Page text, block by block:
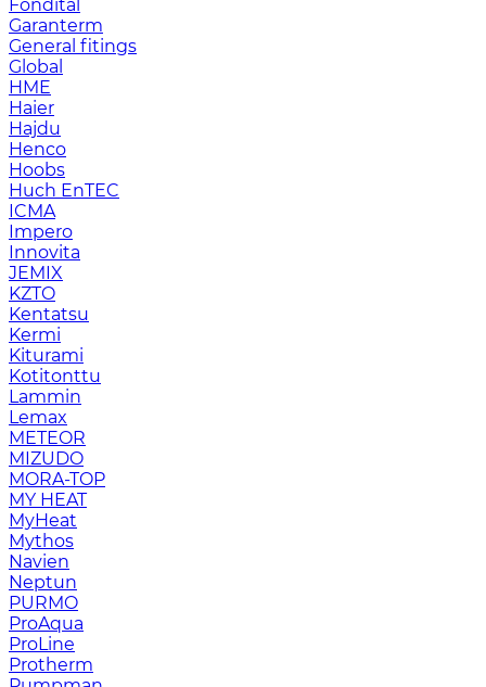
Fondital
Garanterm
General fitings
Global
HME
Haier
Hajdu
Henco
Hoobs
Huch EnTEC
ICMA
Impero
Innovita
JEMIX
KZTO
Kentatsu
Kermi
Kiturami
Kotitonttu
Lammin
Lemax
METEOR
MIZUDO
MORA-TOP
MY HEAT
MyHeat
Mythos
Navien
Neptun
PURMO
ProAqua
ProLine
Protherm